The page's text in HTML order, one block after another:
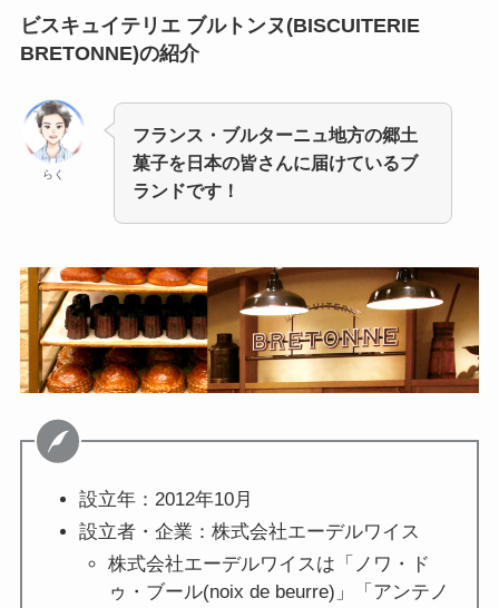
ビスキュイテリエ ブルトンヌ(BISCUITERIE
BRETONNE)の紹介
らく
フランス・ブルターニュ地方の郷土
菓子を日本の皆さんに届けているブ
ランドです！
設立年：2012年10月
設立者・企業：株式会社エーデルワイス
株式会社エーデルワイスは「ノワ・ド
ゥ・ブール(noix de beurre)」「アンテノ